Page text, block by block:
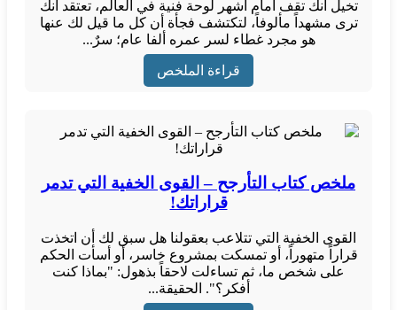
تخيل أنك تقف أمام أشهر لوحة فنية في العالم، تعتقد أنك
ترى مشهداً مألوفاً، لتكتشف فجأة أن كل ما قيل لك عنها
هو مجرد غطاء لسر عمره ألفا عام؛ سرٌ...
قراءة الملخص
ملخص كتاب التأرجح – القوى الخفية التي تدمر
قراراتك!
القوى الخفية التي تتلاعب بعقولنا هل سبق لك أن اتخذت
قراراً متهوراً، أو تمسكت بمشروع خاسر، أو أسأت الحكم
على شخص ما، ثم تساءلت لاحقاً بذهول: "بماذا كنت
أفكر؟". الحقيقة...